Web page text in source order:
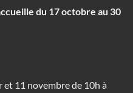
du 17 octobre au 30
11 novembre de 10h à